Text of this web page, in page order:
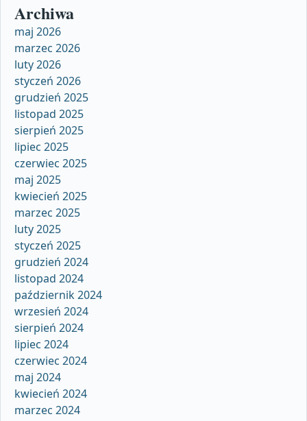
Archiwa
maj 2026
marzec 2026
luty 2026
styczeń 2026
grudzień 2025
listopad 2025
sierpień 2025
lipiec 2025
czerwiec 2025
maj 2025
kwiecień 2025
marzec 2025
luty 2025
styczeń 2025
grudzień 2024
listopad 2024
październik 2024
wrzesień 2024
sierpień 2024
lipiec 2024
czerwiec 2024
maj 2024
kwiecień 2024
marzec 2024